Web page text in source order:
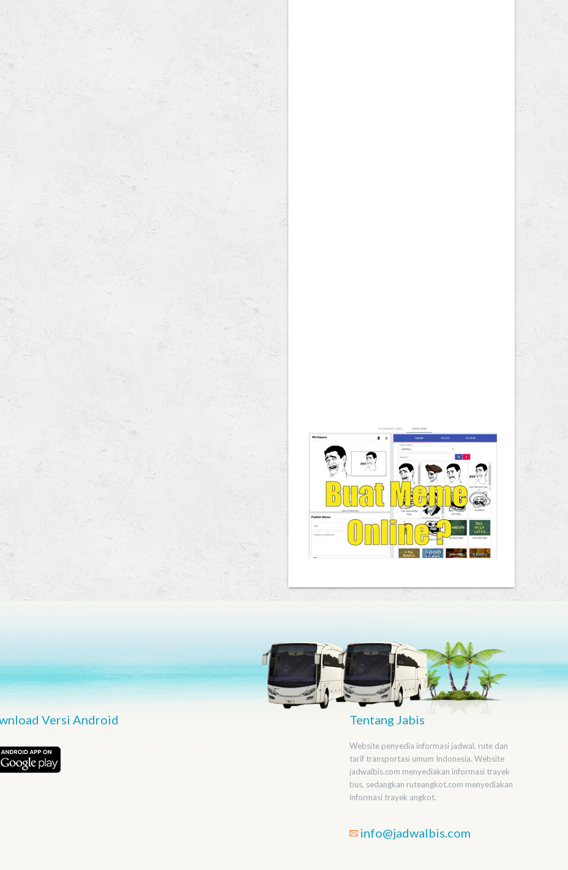
Versi Android Tentang Jabis
Website penyedia informasi jadwal, rute dan
tarif transportasi umum Indonesia. Website
jadwalbis.com menyediakan informasi trayek
bus, sedangkan ruteangkot.com menyediakan
informasi trayek angkot.
info@jadwalbis.com